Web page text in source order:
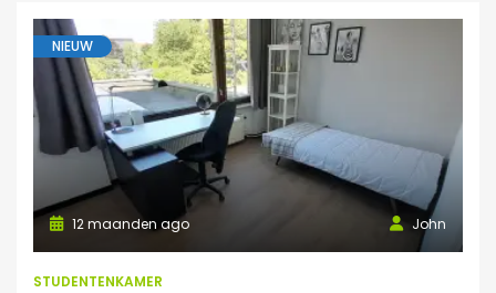
NIEUW
John
12 maanden ago
STUDENTENKAMER